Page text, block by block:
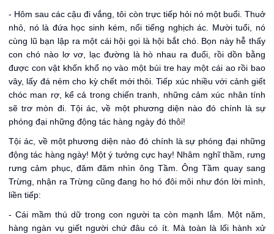
- Hôm sau các cậu đi vắng, tôi còn trực tiếp hỏi nó một buổi. Thuở
nhỏ, nó là đứa học sinh kém, nổi tiếng nghịch ác. Mười tuổi, nó
cùng lũ bạn lập ra một cái hội gọi là hội bắt chó. Bọn này hễ thấy
con chó nào lơ vơ, lạc đường là hò nhau ra đuổi, rồi dồn bằng
được con vật khốn khổ nọ vào một búi tre hay một cái ao rồi bao
vây, lấy đá ném cho kỳ chết mới thôi. Tiếp xúc nhiều với cảnh giết
chóc man rợ, kể cả trong chiến tranh, những cảm xúc nhân tính
sẽ trơ mòn đi. Tội ác, về một phương diện nào đó chính là sự
phóng đại những động tác hàng ngày đó thôi!
Tội ác, về một phương diện nào đó chính là sự phóng đại những
động tác hàng ngày! Một ý tưởng cực hay! Nhâm nghĩ thầm, rưng
rưng cảm phục, đăm đăm nhìn ông Tầm. Ông Tầm quay sang
Trừng, nhận ra Trừng cũng đang ho hó đôi môi như đón lời mình,
liền tiếp:
- Cái mầm thú dữ trong con người ta còn mạnh lắm. Một năm,
hàng ngàn vụ giết người chứ đâu có ít. Mà toàn là lối hành xử